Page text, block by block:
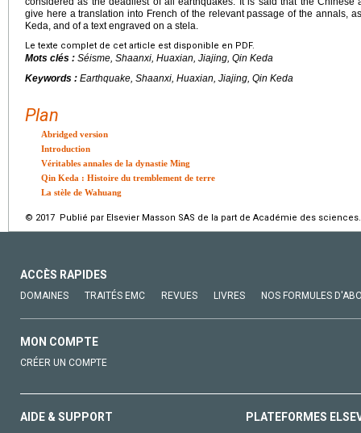
give here a translation into French of the relevant passage of the annals,
Keda, and of a text engraved on a stela.
Le texte complet de cet article est disponible en PDF.
Mots clés : Séisme, Shaanxi, Huaxian, Jiajing, Qin Keda
Keywords : Earthquake, Shaanxi, Huaxian, Jiajing, Qin Keda
Plan
Abridged version
Introduction
Véritables annales de la dynastie Ming
Qin Keda : Histoire du tremblement de terre
La stèle de Wahuang
© 2017 Publié par Elsevier Masson SAS de la part de Académie des sciences.
ACCÈS RAPIDES
DOMAINES TRAITÉS EMC REVUES LIVRES NOS FORMULES
MON COMPTE
CRÉER UN COMPTE
AIDE & SUPPORT PLATEFORMES